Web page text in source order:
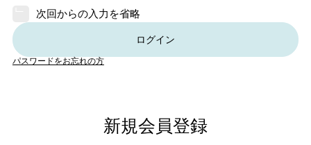
次回からの入力を省略
ログイン
パスワードをお忘れの方
新規会員登録